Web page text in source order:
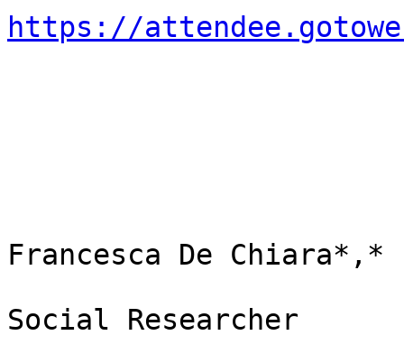
https://
Francesca De Chiara*,*
Social Researcher